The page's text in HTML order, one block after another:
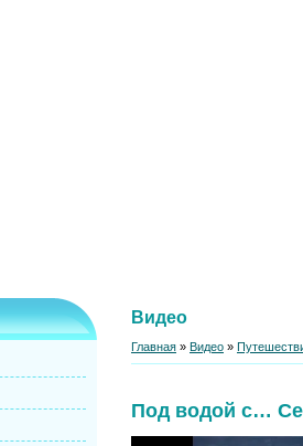
Видео
Главная » Видео »
Под водой с…